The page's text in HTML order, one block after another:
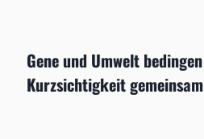
Gene und Umwelt bedingen
Kurzsichtigkeit gemeinsam